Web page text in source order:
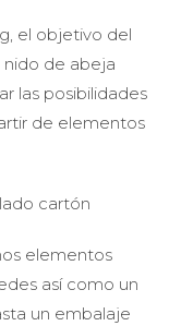
el objetivo del
de abeja
las posibilidades
de elementos
elementos
así como un
un embalaje